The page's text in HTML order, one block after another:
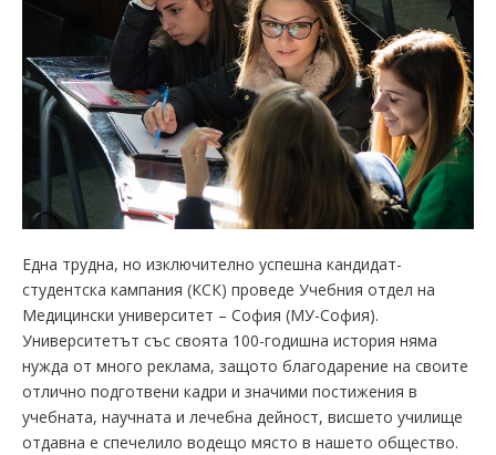
Една трудна, но изключително успешна кандидат-
студентска кампания (КСК) проведе Учебния отдел на
Медицински университет – София (МУ-София).
Университетът със своята 100-годишна история няма
нужда от много реклама, защото благодарение на своите
отлично подготвени кадри и значими постижения в
учебната, научната и лечебна дейност, висшето училище
отдавна е спечелило водещо място в нашето общество.